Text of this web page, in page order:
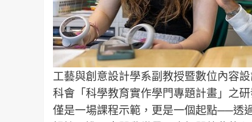
工藝與創意設計學系副教授暨數位內容
科會「科學教育實作學門專題計畫」之
僅是一場課程示範，更是一個起點──透